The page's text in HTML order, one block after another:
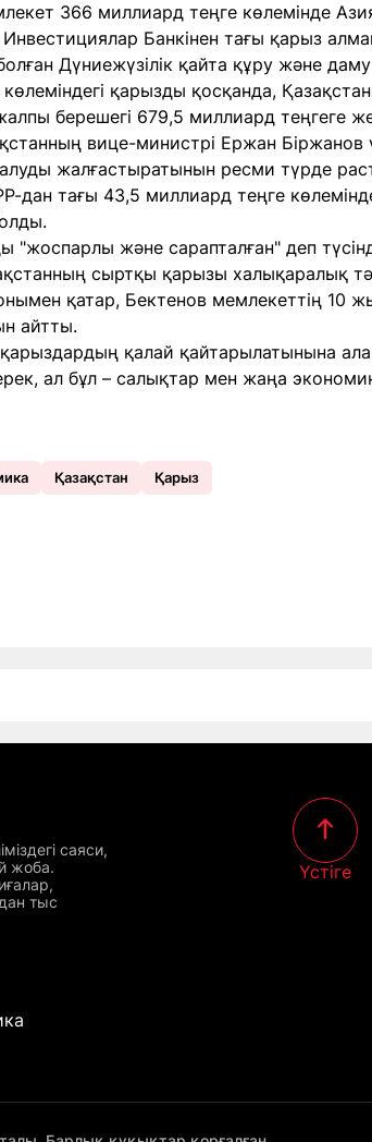
366 миллиард теңге көлемінде
Банкінен тағы қарыз
Дүниежүзілік қайта құру және
қарызды қосқанда,
берешегі 679,5 миллиард теңгеге
вице-министрі Ержан Біржанов
жалғастыратынын ресми түрде
тағы 43,5 миллиард теңге
"жоспарлы және сарапталған" деп
сыртқы қарызы халықаралық
қатар, Бектенов мемлекеттің 10
айтты.
қалай қайтарылатынына
ал бұл – салықтар мен жаңа
Қазақстан Қарыз
саяси,
жоба.
тыс
Үстіге